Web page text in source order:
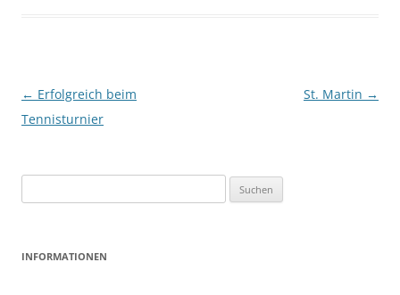
Beitrags-
Navigation
← Erfolgreich beim
Tennisturnier
St. Martin →
nach:
INFORMATIONEN